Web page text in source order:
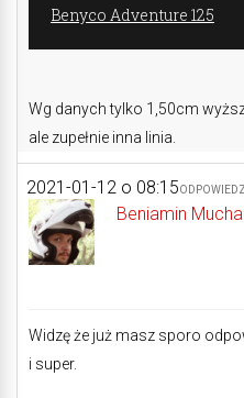
Benyco Adventure 125
Wg danych tylko 1,50cm
ale zupełnie inna linia.
2021-01-12 o 08:15ODPOWIEDZ
Beniamin Mucha
Widzę że już masz sporo
i super.